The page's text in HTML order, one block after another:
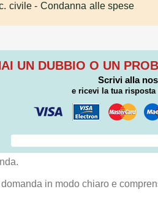
civile- Condanna alle spese
UN DUBBIO O UN
Scrivi alla
e ricevi la tua risposta